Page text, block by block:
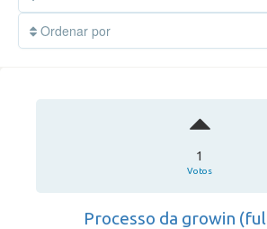
Ordenar por
1
Votos
Processo da growin